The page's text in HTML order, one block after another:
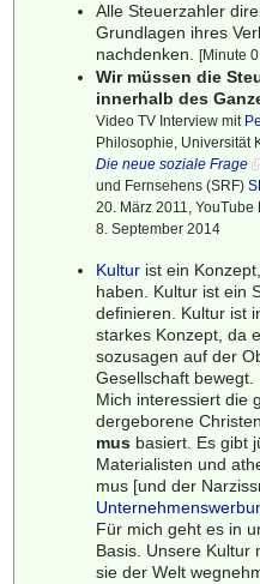
Alle Steuerzahler
Grundlagen ihres
nachdenken.[Minute
Wir müssen die
innerhalb des
Video TV Interview mit
Philosophie, Universität
Die neue soziale Frage
und Fernsehens (SRF)
20. März 2011,
8. September 2014
Kultur ist ein
haben. Kultur ist ein
definieren. Kultur ist
starkes Konzept, da
sozusagen auf der
Gesellschaft
Mich interessiert die
dergeborene
mus basiert. Es gibt
Materialisten und
mus [und der
Für mich geht es in
Basis. Unsere
sie der Welt